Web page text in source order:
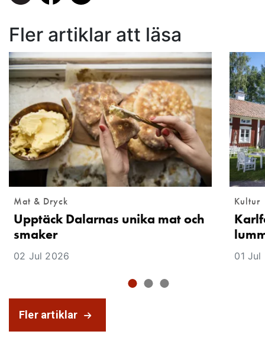
Fler artiklar att läsa
Mat & Dryck
Upptäck Dalarnas unika mat och
smaker
02 Jul 2026
Kultur
01 Jul
Fler artiklar